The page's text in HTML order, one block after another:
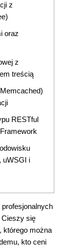
z
oraz
z
treścią
RESTful
uWSGI i
Cieszy się
którego można
kto ceni